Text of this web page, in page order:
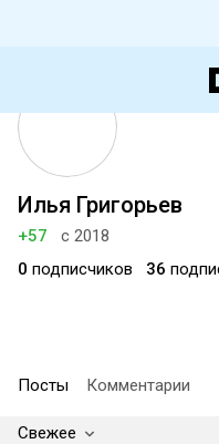
Илья Григорьев
+57
с 2018
0 подписчиков 36
Посты Комментарии
Свежее